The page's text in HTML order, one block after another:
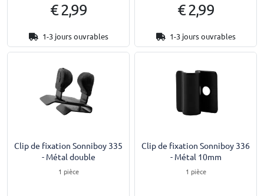
€ 2,99
1-3 jours ouvrables
€ 2,99
1-3 jours ouvrables
Clip de fixation Sonniboy 335
- Métal double
1 pièce
Clip de fixation Sonniboy 336
- Métal 10mm
1 pièce